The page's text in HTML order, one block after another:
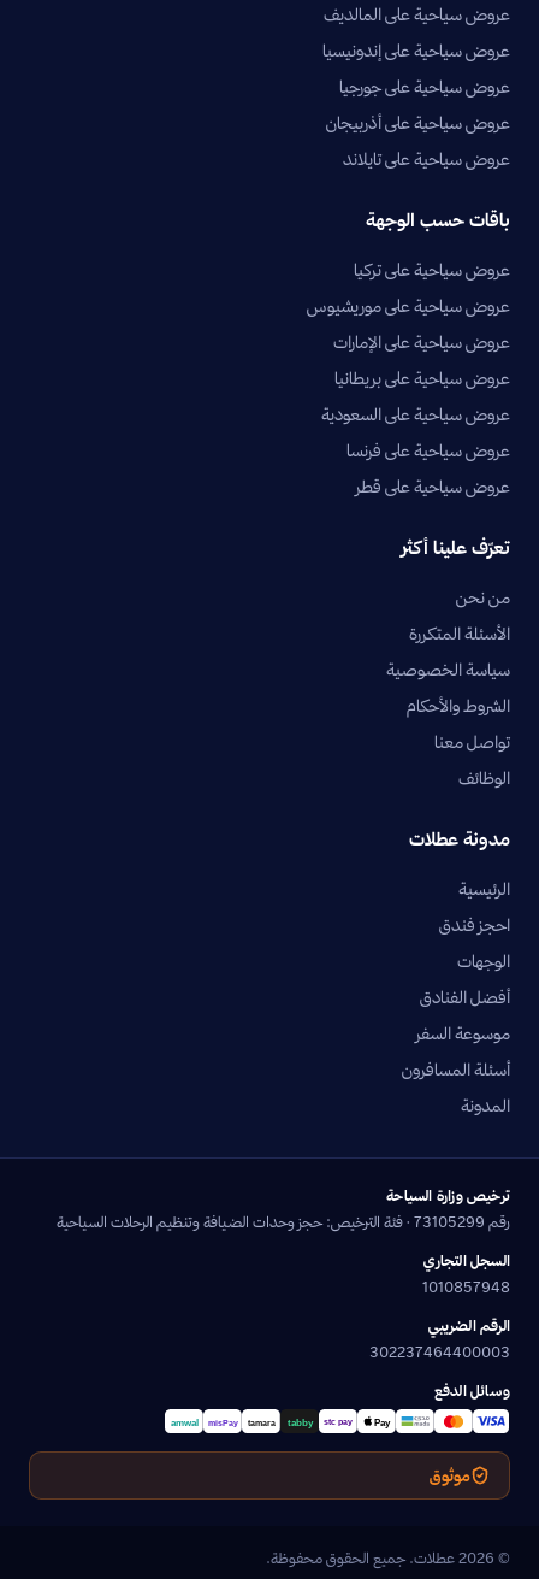
عروض سياحية على المالديف
عروض سياحية على إندونيسيا
عروض سياحية على جورجيا
عروض سياحية على أذربيجان
عروض سياحية على تايلاند
باقات حسب الوجهة
عروض سياحية على تركيا
عروض سياحية على موريشيوس
عروض سياحية على الإمارات
عروض سياحية على بريطانيا
عروض سياحية على السعودية
عروض سياحية على فرنسا
عروض سياحية على قطر
تعرّف علينا أكثر
من نحن
الأسئلة المتكررة
سياسة الخصوصية
الشروط والأحكام
تواصل معنا
الوظائف
مدونة عطلات
الرئيسية
احجز فندق
الوجهات
أفضل الفنادق
موسوعة السفر
أسئلة المسافرون
المدونة
ترخيص وزارة السياحة
رقم 73105299 · فئة الترخيص: حجز وحدات الضيافة وتنظيم الرحلات السياحية
السجل التجاري
1010857948
الرقم الضريبي
302237464400003
وسائل الدفع
موثوق
© 2026 عطلات. جميع الحقوق محفوظة.